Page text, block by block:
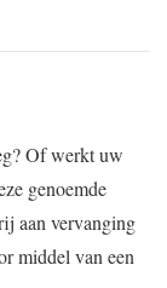
Of werkt uw
genoemde
aan vervanging
middel van een